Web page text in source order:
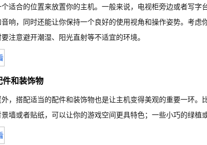
适合的位置来放置你的主机。一般来说，电视柜旁边或者写
响，同时还能让你保持一个良好的使用视角和操作姿势。考
注意避开潮湿、阳光直射等不适宜的环境。
件和装饰物
，搭配适当的配件和装饰物也是让主机变得美观的重要一环
墙或者贴纸，可以让你的游戏空间更具特色；一些小巧的绿植